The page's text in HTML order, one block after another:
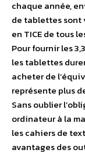
chaque année,
de tablettes sont
en TICE de tous
Pour fournir les
les tablettes
acheter de
représente plus
Sans oublier
ordinateur à la
les cahiers de
avantages des